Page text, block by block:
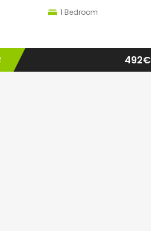
1 Bedroom
492€